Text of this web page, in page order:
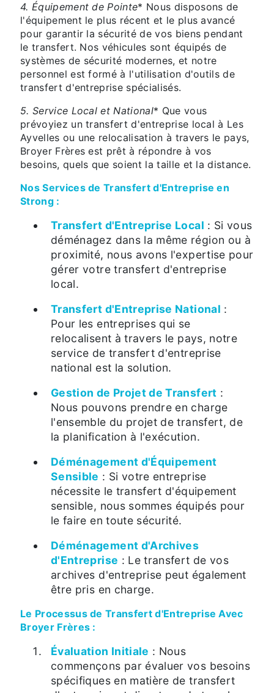
4. Équipement de Pointe* Nous disposons de
l'équipement le plus récent et le plus avancé
pour garantir la sécurité de vos biens pendant
le transfert. Nos véhicules sont équipés de
systèmes de sécurité modernes, et notre
personnel est formé à l'utilisation d'outils de
transfert d'entreprise spécialisés.
5. Service Local et National* Que vous
prévoyiez un transfert d'entreprise local à Les
Ayvelles ou une relocalisation à travers le pays,
Broyer Frères est prêt à répondre à vos
besoins, quels que soient la taille et la distance.
Nos Services de Transfert d'Entreprise en
Strong :
Transfert d'Entreprise Local : Si vous
déménagez dans la même région ou à
proximité, nous avons l'expertise pour
gérer votre transfert d'entreprise
local.
Transfert d'Entreprise National :
Pour les entreprises qui se
relocalisent à travers le pays, notre
service de transfert d'entreprise
national est la solution.
Gestion de Projet de Transfert :
Nous pouvons prendre en charge
l'ensemble du projet de transfert, de
la planification à l'exécution.
Déménagement d'Équipement
Sensible : Si votre entreprise
nécessite le transfert d'équipement
sensible, nous sommes équipés pour
le faire en toute sécurité.
Déménagement d'Archives
d'Entreprise : Le transfert de vos
archives d'entreprise peut également
être pris en charge.
Le Processus de Transfert d'Entreprise Avec
Broyer Frères :
Évaluation Initiale : Nous
commençons par évaluer vos besoins
spécifiques en matière de transfert